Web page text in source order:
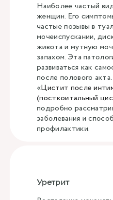
Наиболее частый
женщин. Его
частые позывы в
мочеиспускании,
живота и мутную
запахом. Эта
развиваться как
после полового
«Цистит после
(посткоитальный
подробно
заболевания и
профилактики.
Уретрит